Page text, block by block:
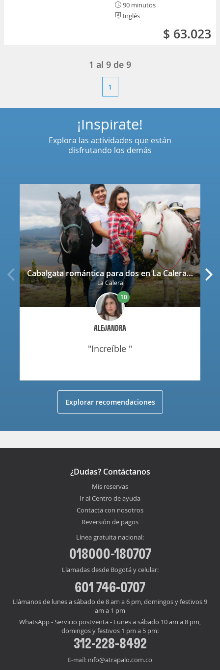
90 minutos
Inglés
$ 63.023
1 al 9 de 9
1
Cabalgata romántica para dos en La Calera con decoración
La Calera
ALEJANDRA
10
"increíble "
¡Inspírate!
Explora las actividades que están
disfrutando los demás
Explorar recomendaciones
¿Dudas? Contáctanos
Mis reservas
Ir al Centro de ayuda
Contacta con nosotros
Reversión de pagos
Línea gratuita nacional:
018000-180707
Llamadas desde Bogotá y celular:
601 746-0707
Llámanos de lunes a sábado de 8 am a 6 pm, domingos y festivos 9
am a 1 pm
WhatsApp - Servicio postventa - Lunes a sábado 10 am a 8 pm,
domingos y festivos 1 pm a 5 pm:
312-228-8492
E-mail: info@atrapalo.com.co